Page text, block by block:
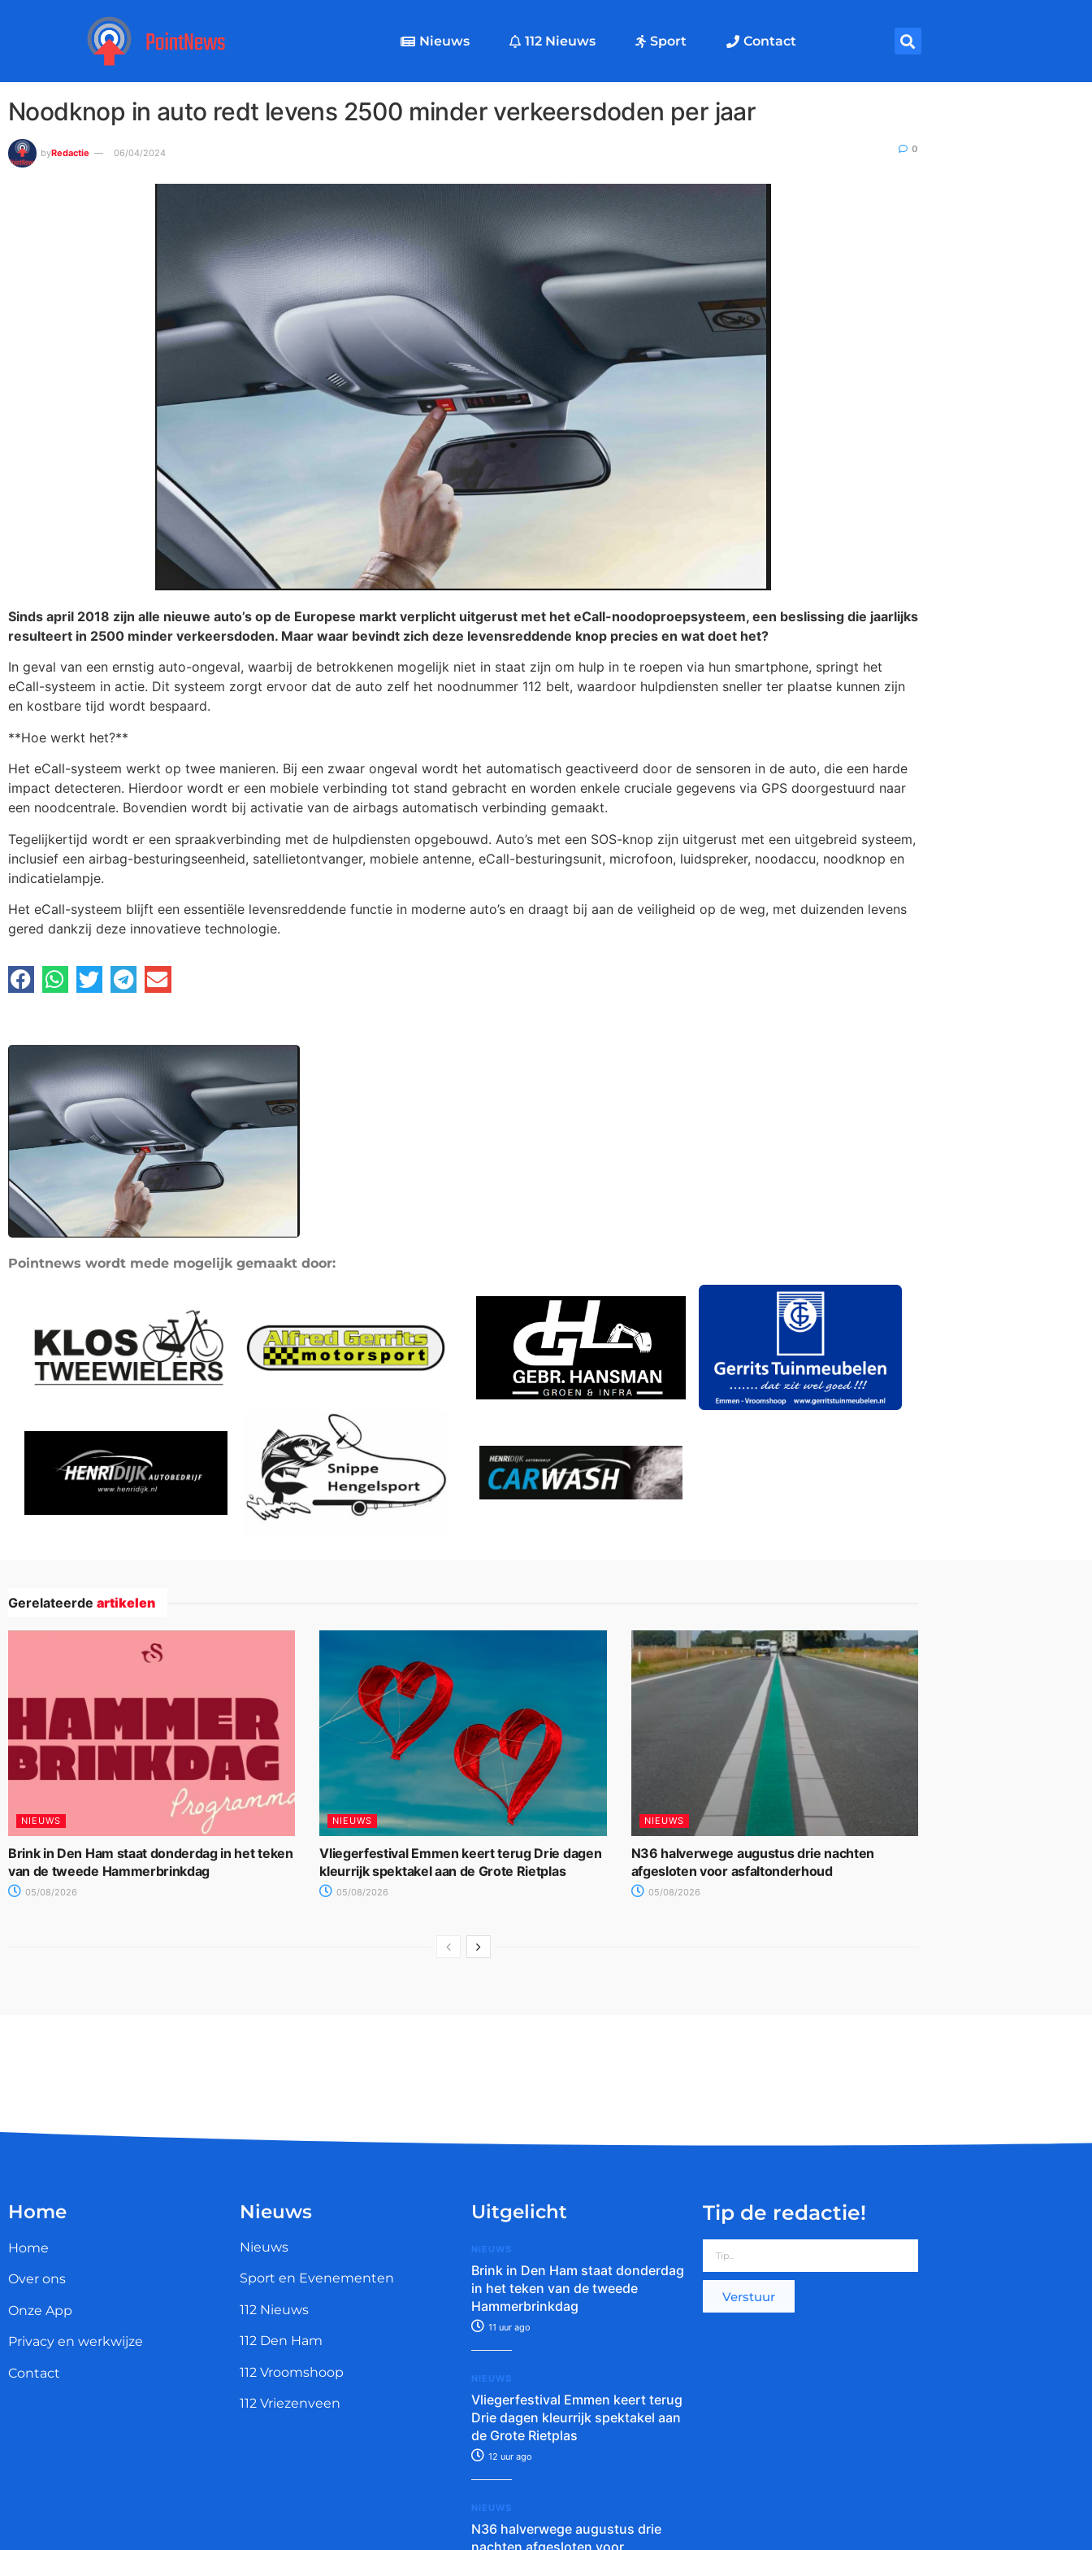
Nieuws 112 Nieuws Sport Contact
Noodknop in auto redt levens 2500 minder verkeersdoden per jaar
byRedactie 06/04/2024 0
Sinds april 2018 zijn alle nieuwe auto’s op de Europese markt verplicht uitgerust met het eCall-noodoproepsysteem, een beslissing die jaarlijks
resulteert in 2500 minder verkeersdoden. Maar waar bevindt zich deze levensreddende knop precies en wat doet het?
In geval van een ernstig auto-ongeval, waarbij de betrokkenen mogelijk niet in staat zijn om hulp in te roepen via hun smartphone, springt het
eCall-systeem in actie. Dit systeem zorgt ervoor dat de auto zelf het noodnummer 112 belt, waardoor hulpdiensten sneller ter plaatse kunnen zijn
en kostbare tijd wordt bespaard.
**Hoe werkt het?**
Het eCall-systeem werkt op twee manieren. Bij een zwaar ongeval wordt het automatisch geactiveerd door de sensoren in de auto, die een harde
impact detecteren. Hierdoor wordt er een mobiele verbinding tot stand gebracht en worden enkele cruciale gegevens via GPS doorgestuurd naar
een noodcentrale. Bovendien wordt bij activatie van de airbags automatisch verbinding gemaakt.
Tegelijkertijd wordt er een spraakverbinding met de hulpdiensten opgebouwd. Auto’s met een SOS-knop zijn uitgerust met een uitgebreid systeem,
inclusief een airbag-besturingseenheid, satellietontvanger, mobiele antenne, eCall-besturingsunit, microfoon, luidspreker, noodaccu, noodknop en
indicatielampje.
Het eCall-systeem blijft een essentiële levensreddende functie in moderne auto’s en draagt bij aan de veiligheid op de weg, met duizenden levens
gered dankzij deze innovatieve technologie.
Pointnews wordt mede mogelijk gemaakt door:
Gerelateerde artikelen
NIEUWS
Brink in Den Ham staat donderdag in het teken
van de tweede Hammerbrinkdag
05/08/2026
NIEUWS
Vliegerfestival Emmen keert terug Drie dagen
kleurrijk spektakel aan de Grote Rietplas
05/08/2026
NIEUWS
N36 halverwege augustus drie nachten
afgesloten voor asfaltonderhoud
05/08/2026
Home
Home
Over ons
Onze App
Privacy en werkwijze
Contact
Nieuws
Nieuws
Sport en Evenementen
112 Nieuws
112 Den Ham
112 Vroomshoop
112 Vriezenveen
Uitgelicht
NIEUWS
Brink in Den Ham staat donderdag
in het teken van de tweede
Hammerbrinkdag
11 uur ago
NIEUWS
Vliegerfestival Emmen keert terug
Drie dagen kleurrijk spektakel aan
de Grote Rietplas
12 uur ago
NIEUWS
N36 halverwege augustus drie
Tip de redactie!
Verstuur